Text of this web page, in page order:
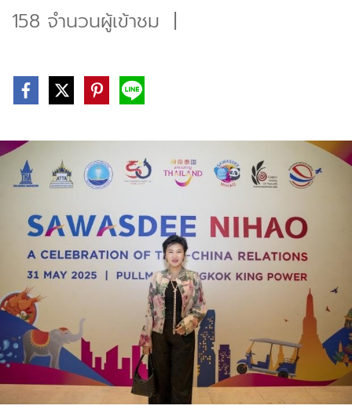
158 จำนวนผู้เข้าชม |